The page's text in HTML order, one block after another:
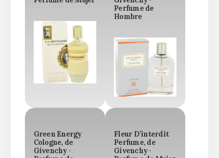
Perfume de
Hombre
Green Energy
Cologne, de
Givenchy ·
Fleur D’interdit
Perfume, de
Givenchy ·